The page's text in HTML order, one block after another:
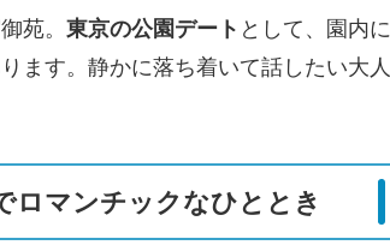
苑。 東京の公園デート として、園内に
ます。静かに落ち着いて話したい大人
ロマンチックなひととき